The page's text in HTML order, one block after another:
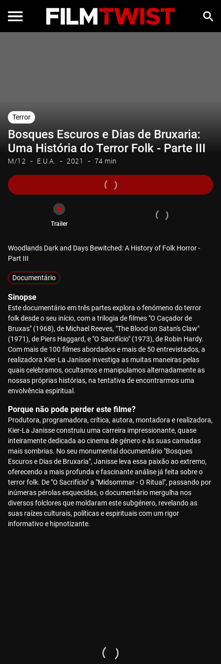
Terror
Bosques Escuros e Dias de Bruxaria:
Uma História do Terror Folk - Parte III
M/12 E.U.A. 2021 74 min
Trailer
Woodlands Dark and Days Bewitched: A History of Folk Horror -
Part III
Documentário
Sinopse
Este documentário em três partes explora o fenómeno do terror
folk desde o seu início, com a trilogia de filmes "O Caçador de
Bruxas" (1968), de Michael Reeves, "The Blood on Satan's Claw"
(1971), de Piers Haggard, e "O Sacrifício" (1973), de Robin Hardy.
Com mais de 100 filmes abordados e mais de 50 entrevistados, a
realizadora Kier-La Janisse investiga as muitas maneiras pelas
quais celebramos, ocultamos e manipulamos alternadamente as
nossas próprias histórias, na tentativa de encontrarmos uma
envolvência espiritual.
Porque não pode perder este filme?
Produtora, programadora, crítica, autora, montadora e realizadora,
Kier-La Janisse construiu uma carreira impressionante, quase
inteiramente dedicada ao cinema de género e às suas camadas
mais sombrias. No seu monumental documentário "Bosques
Escuros e Dias de Bruxaria", Janisse leva essa paixão ao extremo,
oferecendo a mais profunda e fascinante análise já feita sobre o
terror folk. De "O Sacrifício" a "Midsommar - O Ritual", passando por
inúmeras pérolas esquecidas, o documentário mergulha nos
diversos folclores que moldaram este subgénero, revelando as
suas raízes culturais, políticas e espirituais com um rigor
informativo e hipnotizante.